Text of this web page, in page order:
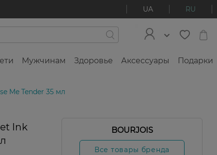
UA RU
Мужчинам Здоровье Аксессуары Подарки
Me Tender 35 мл
Ink
BOURJOIS
Все товары бренда